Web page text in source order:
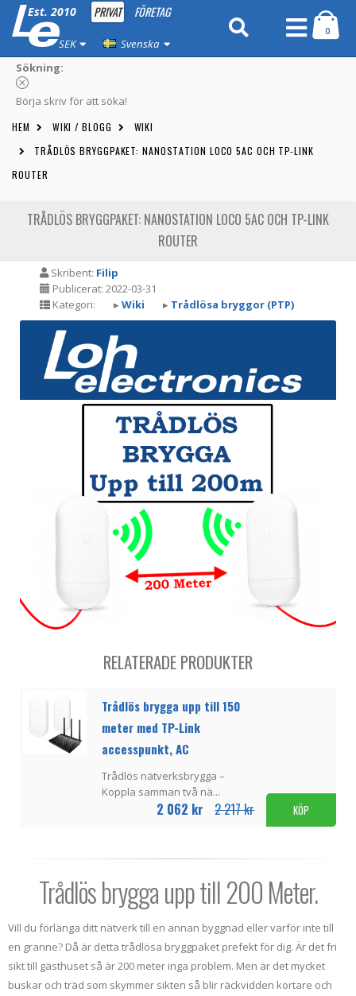
Est. 2010 PRIVAT FÖRETAG
SEK Svenska
0
Sökning:
Börja skriv för att söka!
HEM WIKI / BLOGG
WIKI
TRÅDLÖS BRYGGPAKET: NANOSTATION LOCO 5AC OCH TP-LINK
ROUTER
TRÅDLÖS BRYGGPAKET: NANOSTATION LOCO 5AC OCH TP-LINK
ROUTER
Skribent: Filip
Publicerat: 2022-03-31
Kategori:
▸ Wiki ▸ Trådlösa bryggor (PTP)
RELATERADE PRODUKTER
Trådlös brygga upp till 150
meter med TP-Link
accesspunkt, AC
Trådlös nätverksbrygga –
Koppla samman två nä...
2 062 kr 2 217 kr KÖP
Trådlös brygga upp till 200 Meter.
Vill du förlänga ditt nätverk till en annan byggnad eller varför inte till
en granne? Då är detta trådlösa bryggpaket prefekt för dig. Är det fri
sikt till gästhuset så är 200 meter inga problem. Men är det mycket
buskar och träd som skymmer sikten så blir räckvidden kortare och